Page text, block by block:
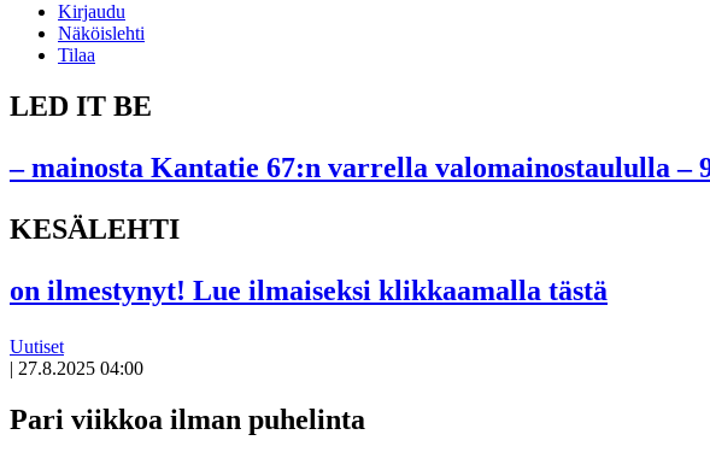
Kirjaudu
Näköislehti
Tilaa
LED IT BE
– mainosta Kantatie 67:n varrella valomainostaululla –
KESÄLEHTI
on ilmestynyt! Lue ilmaiseksi klikkaamalla tästä
Uutiset
| 27.8.2025 04:00
Pari viikkoa ilman puhelinta